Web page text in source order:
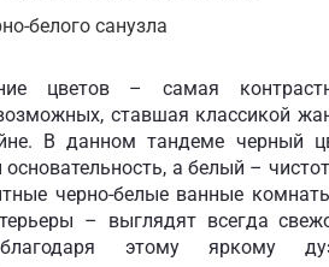
белого санузла
цветов – самая
ставшая классикой
В данном тандеме черный
а белый –
черно-белые ванные
– выглядят всегда
этому яркому